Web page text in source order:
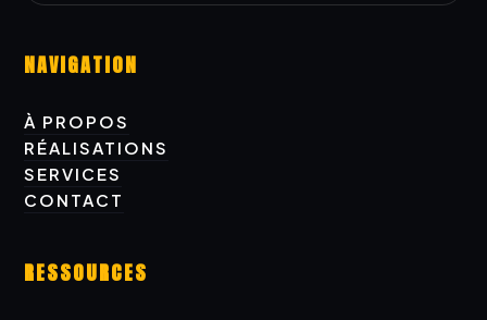
Rejoins la créative Academy
NAVIGATION
À PROPOS
À PROPOS
RÉALISATIONS
RÉALISATIONS
SERVICES
SERVICES
CONTACT
RESSOURCES